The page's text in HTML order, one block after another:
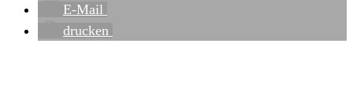
E-Mail
drucken